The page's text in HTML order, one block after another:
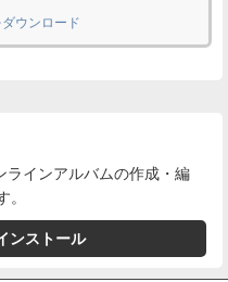
ウンロード
インアルバムの作成・編
。
ンストール